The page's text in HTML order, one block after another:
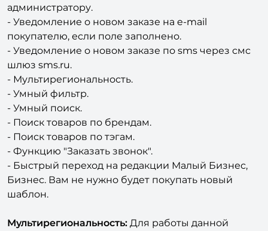
покупателю, если поле заполнено.
шлюз sms.ru.
- Умный фильтр.
- Умный поиск.
- Поиск товаров по брендам.
- Поиск товаров по тэгам.
- Функцию "Заказать звонок".
- Быстрый переход на редакции Малый Бизнес,
Бизнес. Вам не нужно будет покупать новый
шаблон.
функции необходимо приобрести модуль